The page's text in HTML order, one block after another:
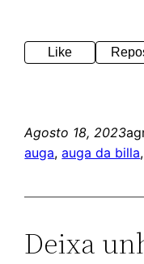
Like
Agosto 18, 2023
auga, auga da billa,
Deixa